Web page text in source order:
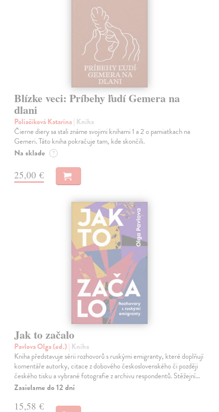
Blízke veci: Príbehy ľudí Gemera na
dlani
Poliačiková Katarína| Kniha
Čierne diery sa stali známe svojimi knihami 1 a 2 o pamiatkach na
Gemeri. Táto kniha pokračuje tam, kde skončili.
Na sklade ?
25,00 €
Jak to začalo
Pavlova Olga (ed.)| Kniha
Kniha představuje sérii rozhovorů s ruskými emigranty, které doplňují
komentáře autorky, citace z dobového československého či později
českého tisku a vybrané fotografie z archivu respondentů. Stěžejní…
Zasielame do 12 dní
15,58 €